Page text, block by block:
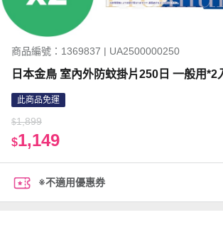
商品編號：1369837 | UA2500000250
日本金鳥 室內外防蚊掛片250日 一般用*2
此商品免運
$1,899
$1,149
※不適用優惠券